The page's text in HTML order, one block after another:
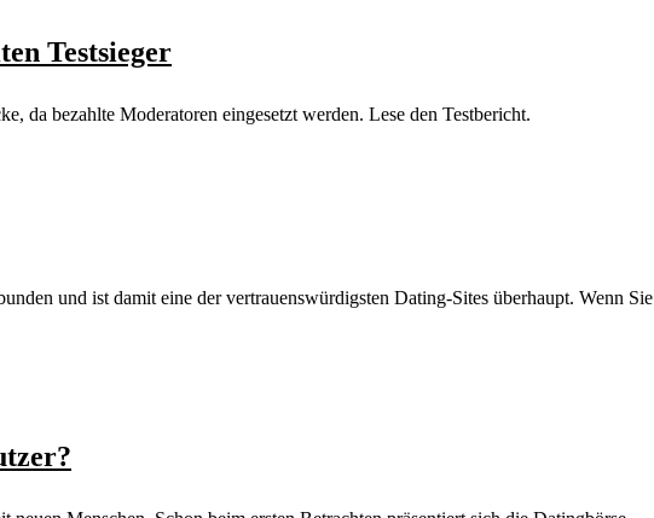
Testsieger
da bezahlte Moderatoren eingesetzt werden. Lese den Testbericht.
und ist damit eine der vertrauenswürdigsten Dating-Sites überhaupt. Wenn Sie